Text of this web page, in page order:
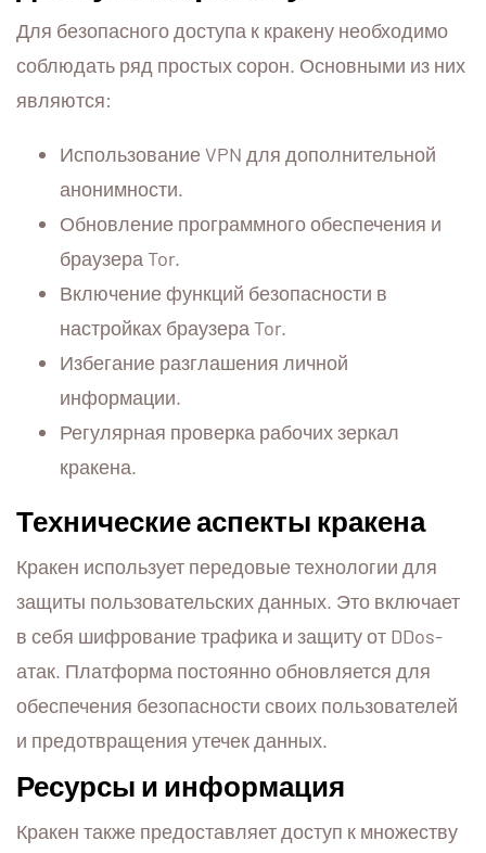
Для безопасного доступа к кракену необходимо
соблюдать ряд простых сорон. Основными из них
являются:
Использование VPN для дополнительной
анонимности.
Обновление программного обеспечения и
браузера Tor.
Включение функций безопасности в
настройках браузера Tor.
Избегание разглашения личной
информации.
Регулярная проверка рабочих зеркал
кракена.
Технические аспекты кракена
Кракен использует передовые технологии для
защиты пользовательских данных. Это включает
в себя шифрование трафика и защиту от DDos-
атак. Платформа постоянно обновляется для
обеспечения безопасности своих пользователей
и предотвращения утечек данных.
Ресурсы и информация
Кракен также предоставляет доступ к множеству